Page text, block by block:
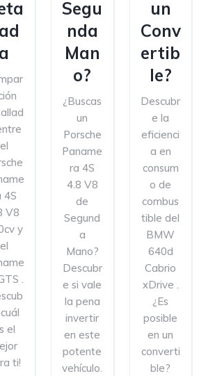
a
el
4S
V8
y
el
.
el
ti!
Segu
nda
Man
o?
¿Buscas
un
Porsche
Paname
ra 4S
4.8 V8
de
Segund
a
Mano?
Descubr
e si vale
la pena
invertir
en este
potente
vehículo.
un
Conv
ertib
le?
Descubr
e la
eficienci
a en
consum
o de
combus
tible del
BMW
640d
Cabrio
xDrive .
¿Es
posible
en un
converti
ble?